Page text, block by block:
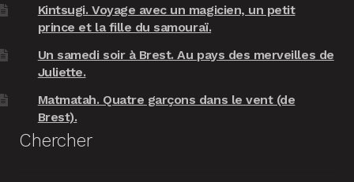
Kintsugi. Voyage avec un magicien, un petit
prince et la fille du samouraï.
Un samedi soir à Brest. Au pays des merveilles de
Juliette.
Matmatah. Quatre garçons dans le vent (de
Brest).
Chercher